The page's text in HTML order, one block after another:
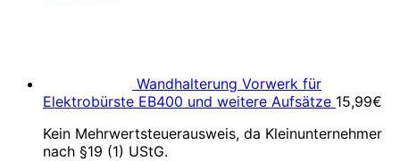
Wandhalterung Vorwerk für
Elektrobürste EB400 und weitere Aufsätze 15,99€
Kein Mehrwertsteuerausweis, da Kleinunternehmer
nach §19 (1) UStG.